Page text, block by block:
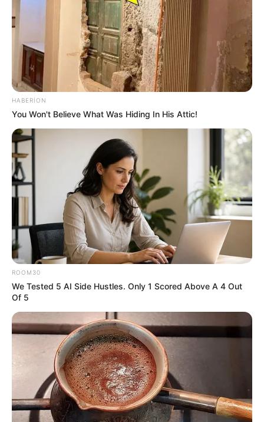
Təcili! İsrail hərəkətə keçdi -Bu ölkə
BOMBALANIR
150 0 0
19:59 / 05 Avqust 2026 ŞOU-BİZNES
"Paltarımı nə hədiyyə edirəm, nə də
satıram" — Aygün Kazımova ilə müsahibə
85 0 0
19:49 / 05 Avqust 2026 KRİMİNAL
HABERION
You Won't Believe What Was Hiding In His Attic!
ROOM30
We Tested 5 AI Side Hustles. Only 1 Scored Above A 4 Out
Of 5